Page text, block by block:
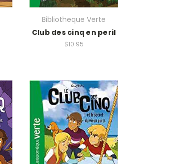
Bibliotheque Verte
Club des cinq en peril
$10.95